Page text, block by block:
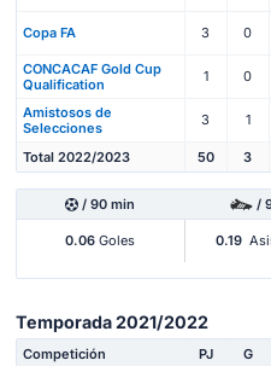
Copa FA 3 0
CONCACAF Gold Cup
Qualification
1 0
Amistosos de
Selecciones
3 1
Total 2022/2023 50 3
/ 90 min /
0.06 Goles 0.19
Temporada 2021/2022
Competición PJ G